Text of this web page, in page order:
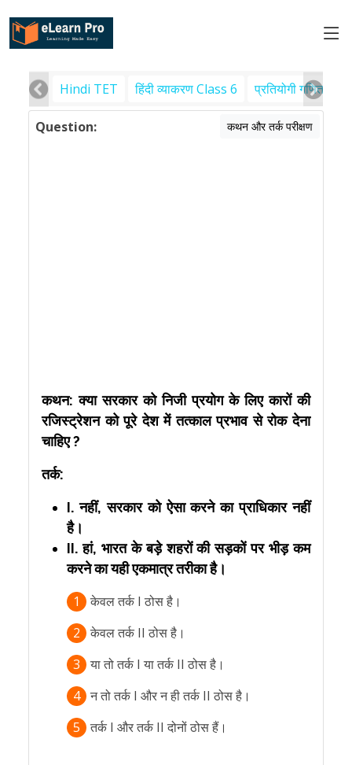
Hindi TET हिंदी व्याकरण Class 6 प्रतियोगी गणित
Question: कथन और तर्क परीक्षण
कथन: क्या सरकार को निजी प्रयोग के लिए कारों की
रजिस्ट्रेशन को पूरे देश में तत्काल प्रभाव से रोक देना
चाहिए ?
तर्क:
I. नहीं, सरकार को ऐसा करने का प्राधिकार नहीं
है।
II. हां, भारत के बड़े शहरों की सड़कों पर भीड़ कम
करने का यही एकमात्र तरीका है।
1
केवल तर्क I ठोस है।
2
केवल तर्क II ठोस है।
3
या तो तर्क I या तर्क II ठोस है।
4 न तो तर्क I और न ही तर्क II ठोस है।
5
तर्क I और तर्क II दोनों ठोस हैं।